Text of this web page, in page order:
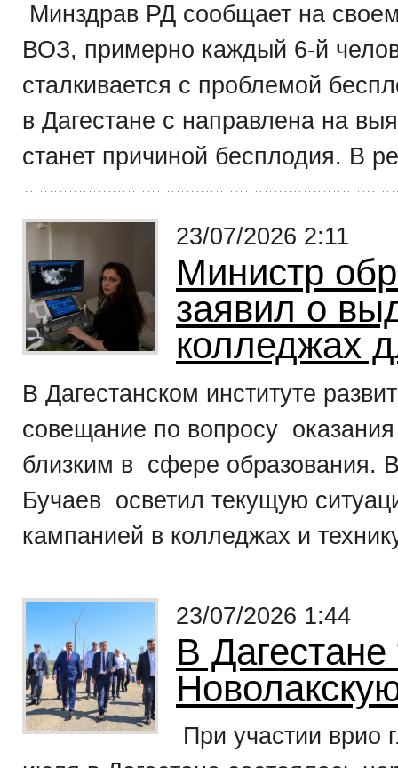
Минздрав РД сообщает на
ВОЗ, примерно каждый 6-й
сталкивается с проблемой
в Дагестане с направлена на
станет причиной бесплодия. В
23/07/2026 2:11
Министр
заявил о
колледжах
В Дагестанском институте
совещание по вопросу
близким в сфере образования.
Бучаев осветил текущую
кампанией в колледжах и
23/07/2026 1:44
В
При участии врио